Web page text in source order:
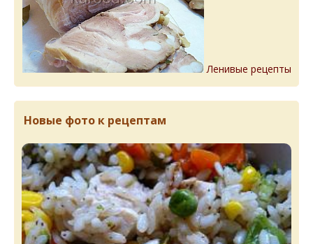
Ленивые рецепты
Новые фото к рецептам